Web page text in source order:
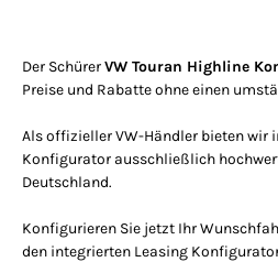
Der SchürerVW Touran Highline
Preise und Rabatte ohne einen
Als offizieller VW-Händler bieten wir
Konfigurator ausschließlich
Deutschland.
Konfigurieren Sie jetzt Ihr
den integrierten Leasing